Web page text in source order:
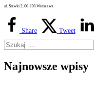
ul. Stawki 2, 00-193 Warszawa.
Share Tweet
Najnowsze wpisy